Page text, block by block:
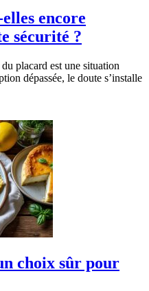
encore
sécurité ?
placard est une situation
dépassée, le doute s’installe
choix sûr pour